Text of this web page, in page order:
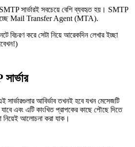
SMTP সার্ভারই সবচেয়ে বেশি ব্যবহৃত হয়। SMTP
হচ্ছে Mail Transfer Agent (MTA).
বিচরণ করে সেটা নিয়ে আরেকদিন লেখার ইচ্ছা
আবির্ভাব তখনই হবে যখন মেসেজটি
এবং এটি কাংখিত প্রাপকের কাছে পৌছে দিতে
আলোচনা করা যাক।